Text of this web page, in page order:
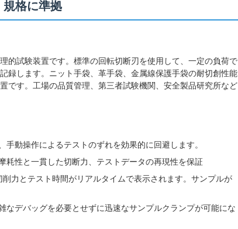
規格に準拠
的試験装置です。標準の回転切断刃を使用して、一定の負荷で
録します。ニット手袋、革手袋、金属線保護手袋の耐切創性能
です。工場の品質管理、第三者試験機関、安全製品研究所など
動操作によるテストのずれを効果的に回避します。
耗性と一貫した切断力、テストデータの再現性を保証
力とテスト時間がリアルタイムで表示されます。サンプルが
なデバッグを必要とせずに迅速なサンプルクランプが可能にな